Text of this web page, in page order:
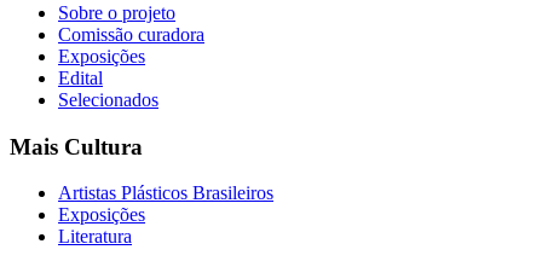
Sobre o projeto
Comissão curadora
Exposições
Edital
Selecionados
Mais Cultura
Artistas Plásticos Brasileiros
Exposições
Literatura